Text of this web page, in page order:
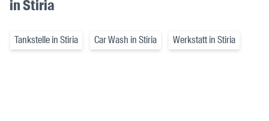
in Stiria
Tankstelle in Stiria Car Wash in Stiria Werkstatt in Stiria